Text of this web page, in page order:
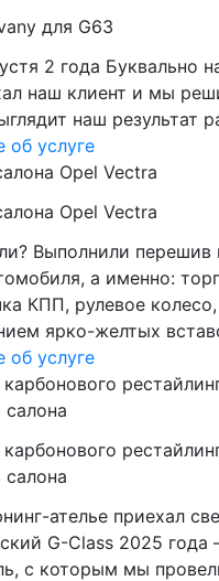
для G63
2 года Буквально
наш клиент и мы
наш результат
об услуге
Opel Vectra
Opel Vectra
Выполнили перешив
а именно:
КПП, рулевое
ярко-желтых
об услуге
ателье приехал
G-Class 2025
с которым мы